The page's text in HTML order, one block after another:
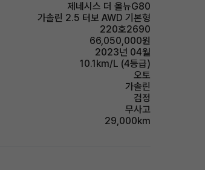
제네시스 더 올뉴G80
가솔린 2.5 터보 AWD 기본형
220호2690
66,050,000원
2023년 04월
10.1km/L (4등급)
오토
가솔린
검정
무사고
29,000km